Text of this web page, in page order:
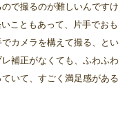
で撮るのが難しいんですけ
こともあって、片手でおも
カメラを構えて撮る、とい
補正がなくても、ふわふわ
いて、すごく満足感がある